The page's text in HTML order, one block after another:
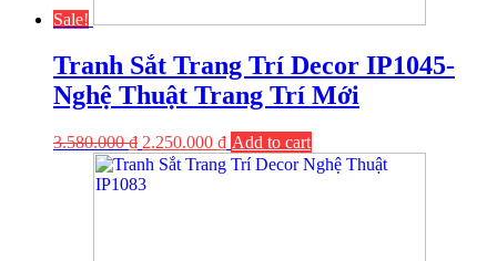
Sale!
Tranh Sắt Trang Trí Decor IP1045-
Nghệ Thuật Trang Trí Mới
3.580.000₫ 2.250.000 ₫ Add to cart